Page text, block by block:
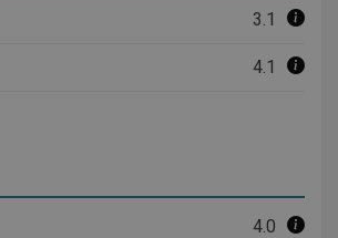
3.1
4.1
4.0